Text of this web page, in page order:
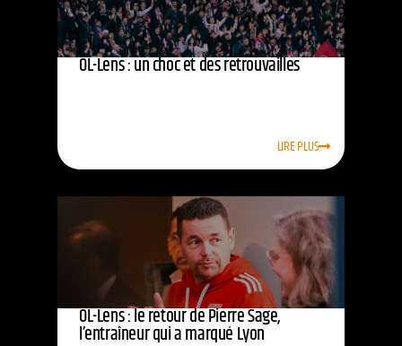
OL-Lens : un choc et des retrouvailles
LIRE PLUS
OL-Lens : le retour de Pierre Sage,
l’entraîneur qui a marqué Lyon